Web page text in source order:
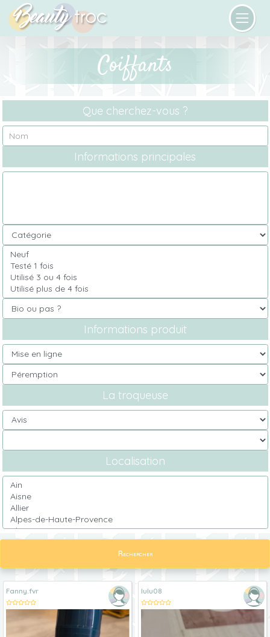
Coiffants
Que cherchez-vous ?
Informations principales
Informations produit
La troqueuse
Localisation
Rechercher
Fanny.fvr lulu08